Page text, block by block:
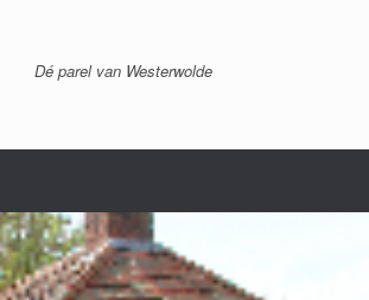
Dé parel van Westerwolde